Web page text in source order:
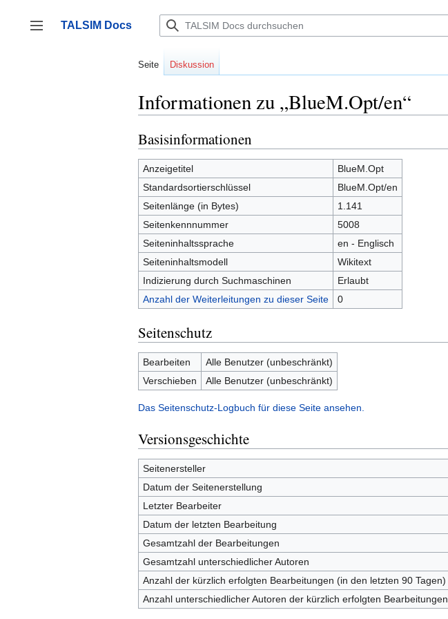
springen
Seitenleiste umschalten
TALSIM Docs
Seite Diskussion
Informationen zu „BlueM.Opt/en“
Basisinformationen
Anzeigetitel
BlueM.Opt
Standardsortierschlüssel
BlueM.Opt/en
Seitenlänge (in Bytes)
1.141
Seitenkennnummer
5008
Seiteninhaltssprache
en - Englisch
Seiteninhaltsmodell
Wikitext
Indizierung durch Suchmaschinen
Erlaubt
Anzahl der Weiterleitungen zu dieser Seite
0
Seitenschutz
Bearbeiten
Alle Benutzer (unbeschränkt)
Verschieben
Alle Benutzer (unbeschränkt)
Das Seitenschutz-Logbuch für diese Seite ansehen.
Versionsgeschichte
Seitenersteller
Datum der Seitenerstellung
Letzter Bearbeiter
Datum der letzten Bearbeitung
Gesamtzahl der Bearbeitungen
Gesamtzahl unterschiedlicher Autoren
Anzahl der kürzlich erfolgten Bearbeitungen (in den letzten 90 Tagen)
Anzahl unterschiedlicher Autoren der kürzlich erfolgten Bearbeitungen